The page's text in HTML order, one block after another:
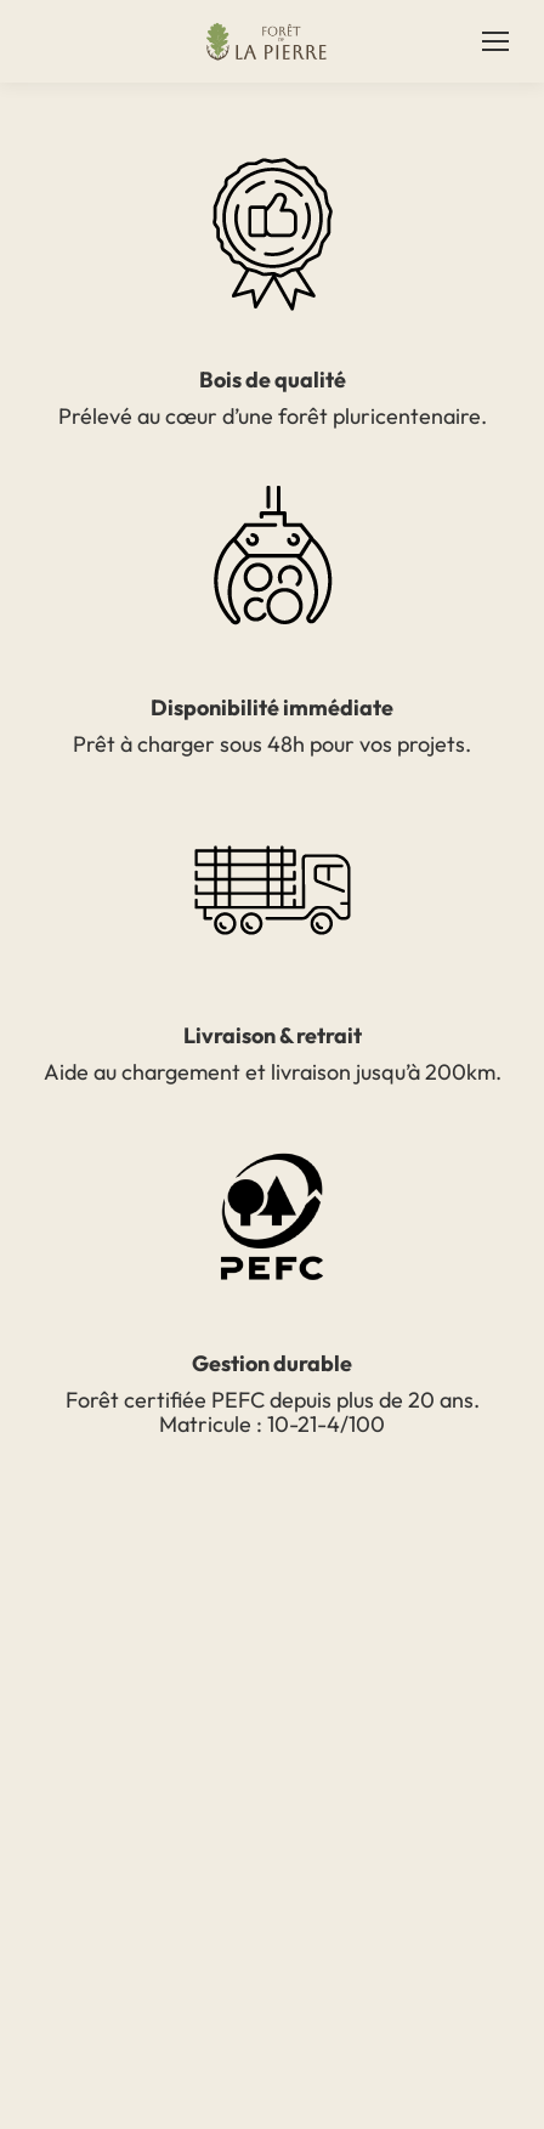
Bois de qualité
Prélevé au cœur d’une forêt pluricentenaire.
Disponibilité immédiate
Prêt à charger sous 48h pour vos projets.
Livraison & retrait
Aide au chargement et livraison jusqu’à 200km.
Gestion durable
Forêt certifiée PEFC depuis plus de 20 ans.
Matricule : 10-21-4/100